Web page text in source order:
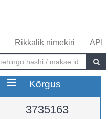
Rikkalik nimekiri API
Kõrgus
3735163